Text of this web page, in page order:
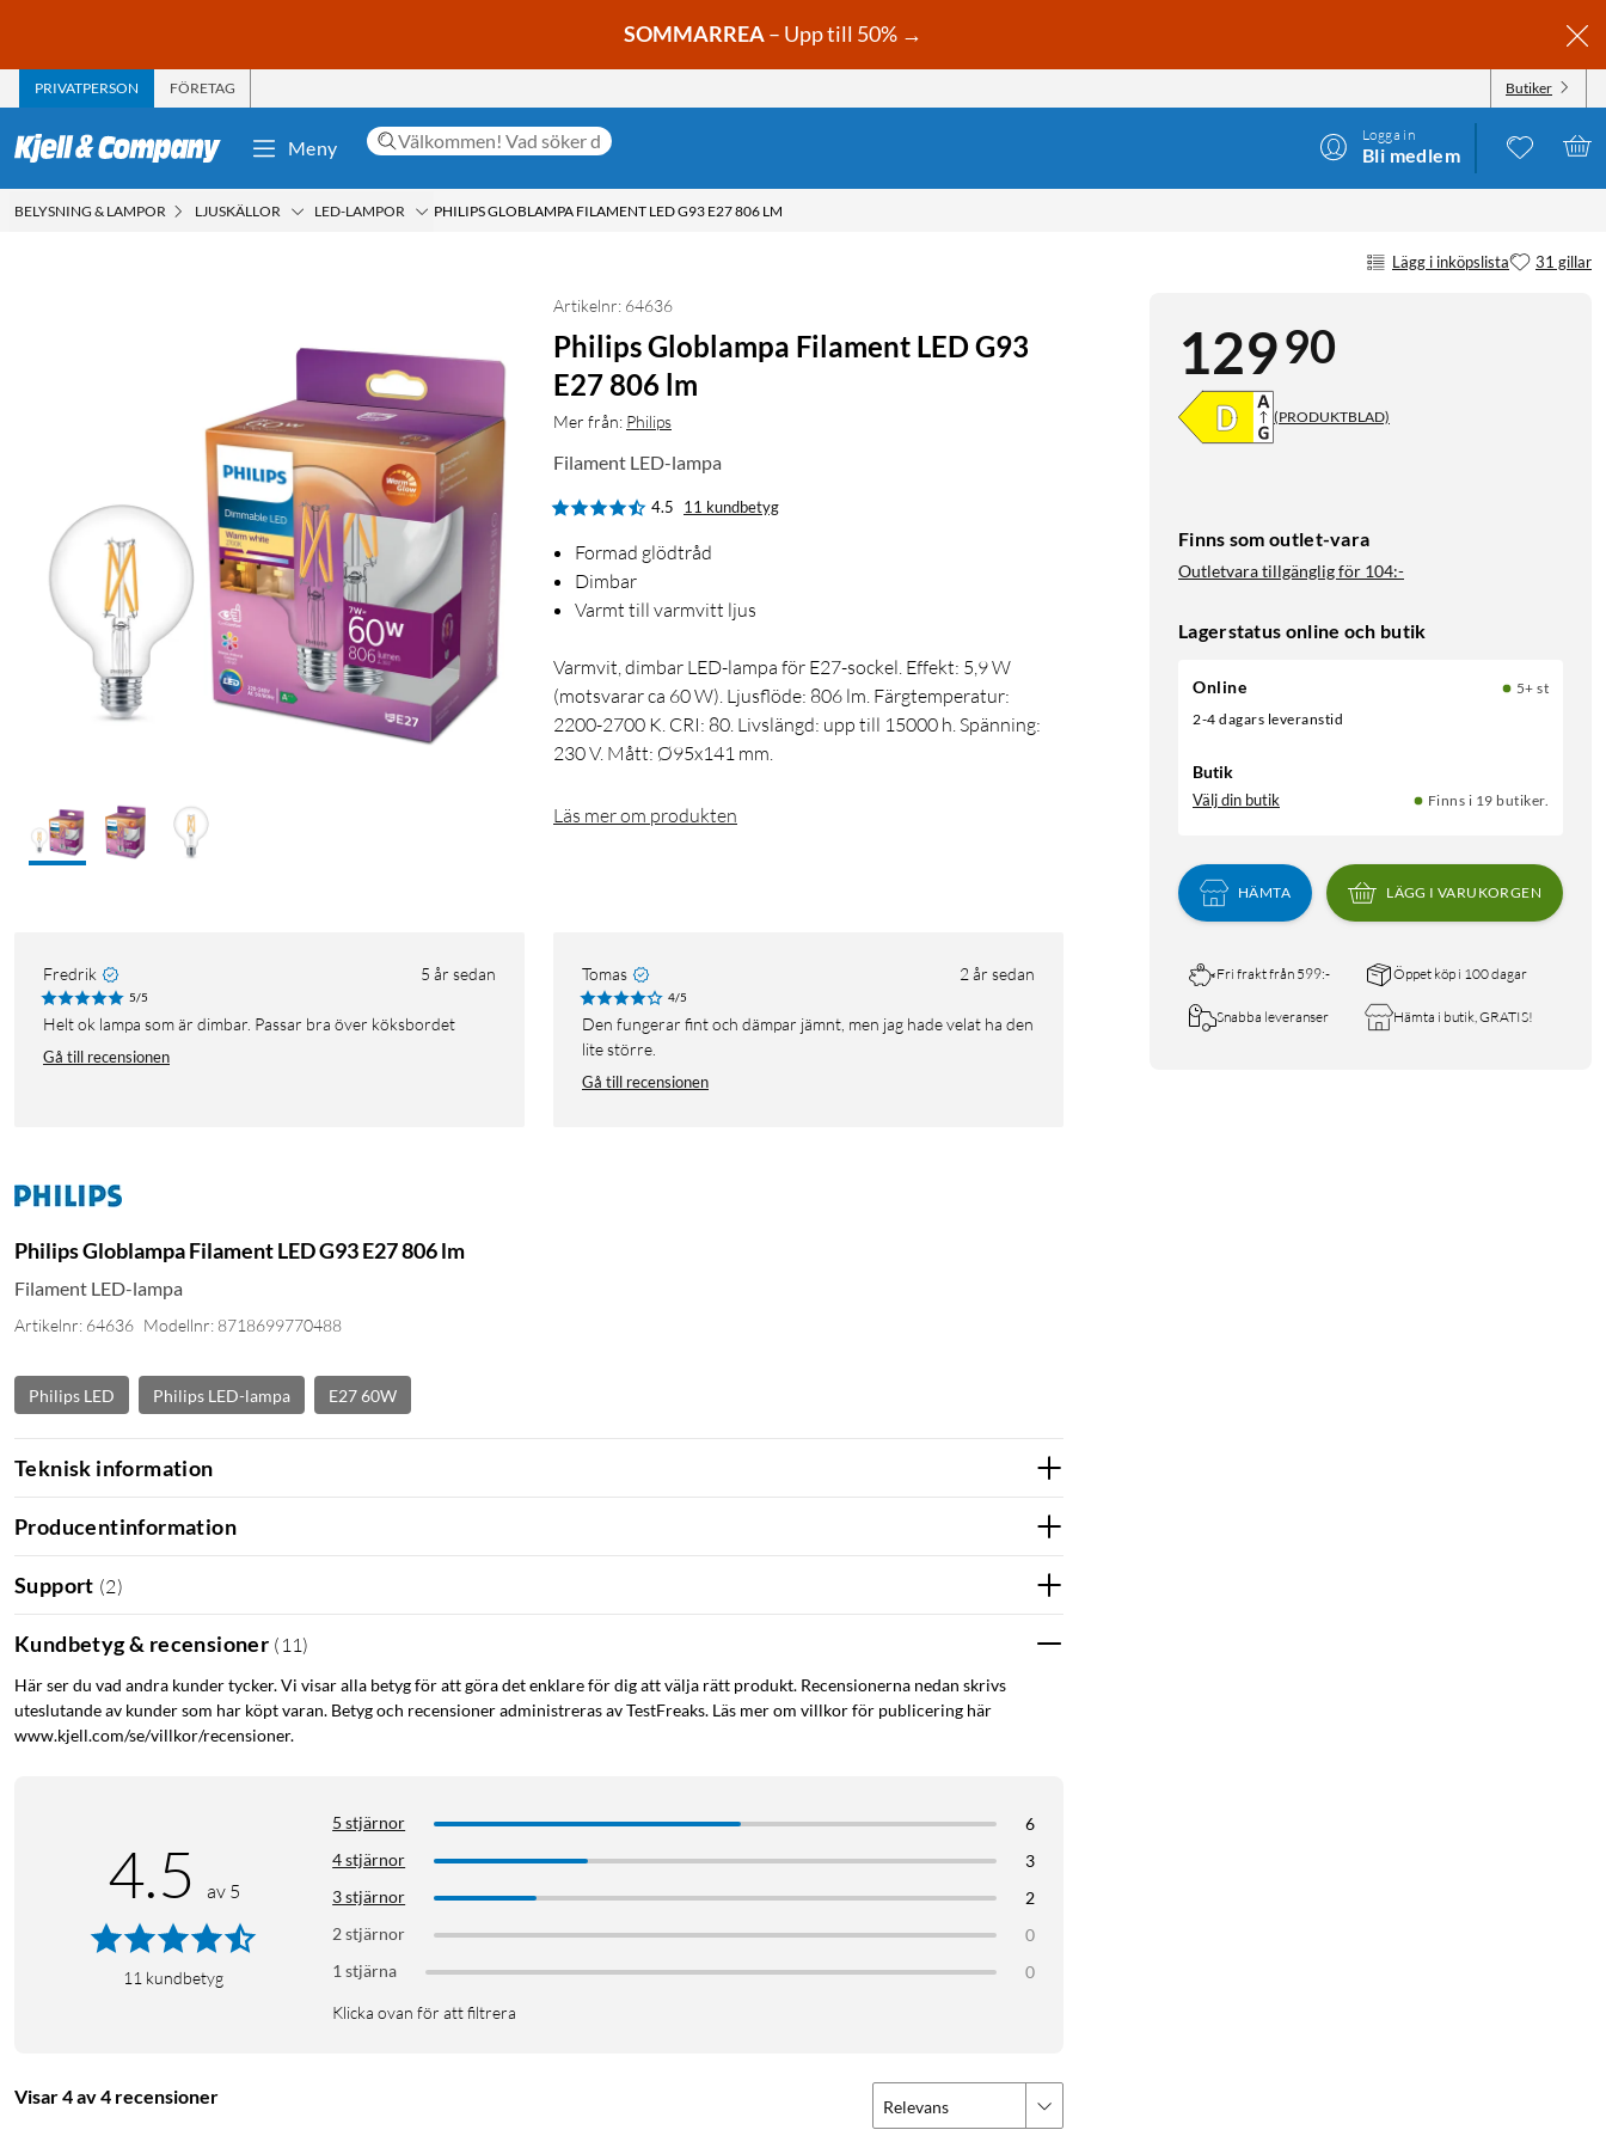
SOMMARREA– Upp till 50% →
PRIVATPERSON FÖRETAG Butiker
Meny
Logga in
Bli medlem
BELYSNING & LAMPOR LJUSKÄLLOR LED-LAMPOR PHILIPS GLOBLAMPA FILAMENT LED G93 E27 806 LM
Lägg i inköpslista 31 gillar
12990
(PRODUKTBLAD)
Finns som outlet-vara
Outletvara tillgänglig för 104:-
Lagerstatus online och butik
Online
5+ st
2-4 dagars leveranstid
Butik
Välj din butik Finns i 19 butiker.
HÄMTA LÄGG I VARUKORGEN
Fri frakt från 599:- Öppet köp i 100 dagar
Snabba leveranser Hämta i butik, GRATIS!
Artikelnr: 64636
Philips Globlampa Filament LED G93
E27 806 lm
Mer från: Philips
Filament LED-lampa
4.5 11 kundbetyg
Formad glödtråd
Dimbar
Varmt till varmvitt ljus
Varmvit, dimbar LED-lampa för E27-sockel. Effekt: 5,9 W
(motsvarar ca 60 W). Ljusflöde: 806 lm. Färgtemperatur:
2200-2700 K. CRI: 80. Livslängd: upp till 15000 h. Spänning:
230 V. Mått: Ø95x141 mm.
Läs mer om produkten
Fredrik 5 år sedan
5/5
Helt ok lampa som är dimbar. Passar bra över köksbordet
Gå till recensionen
Tomas 2 år sedan
4/5
Den fungerar fint och dämpar jämnt, men jag hade velat ha den
lite större.
Gå till recensionen
Philips Globlampa Filament LED G93 E27 806 lm
Filament LED-lampa
Artikelnr: 64636 Modellnr: 8718699770488
Philips LED Philips LED-lampa E27 60W
Teknisk information
Producentinformation
Support (2)
Kundbetyg & recensioner ( 11 )
Här ser du vad andra kunder tycker. Vi visar alla betyg för att göra det enklare för dig att välja rätt produkt. Recensionerna nedan skrivs
uteslutande av kunder som har köpt varan. Betyg och recensioner administreras av TestFreaks. Läs mer om villkor för publicering här
www.kjell.com/se/villkor/recensioner.
4.5 av 5
11 kundbetyg
5 stjärnor
6
4 stjärnor
3
3 stjärnor
2
2 stjärnor
0
1 stjärna
0
Klicka ovan för att filtrera
Visar 4 av 4 recensioner Relevans